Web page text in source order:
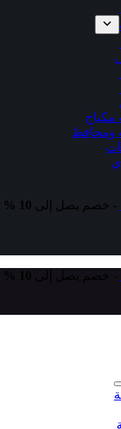
ومحافظ
- خصم يصل إلى